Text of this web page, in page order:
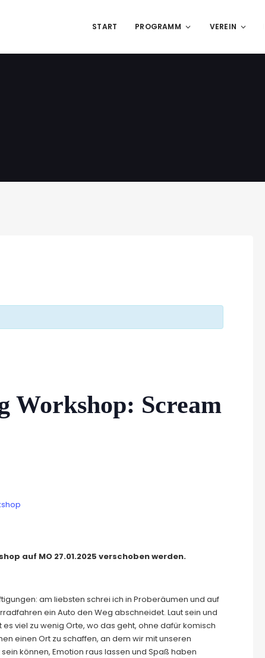
START PROGRAMM VEREIN
Workshop: Scream
auf MO 27.01.2025 verschoben werden.
am liebsten schrei ich in Proberäumen und auf
ein Auto den Weg abschneidet. Laut sein und
viel zu wenig Orte, wo das geht, ohne dafür komisch
einen Ort zu schaffen, an dem wir mit unseren
können, Emotion raus lassen und Spaß haben